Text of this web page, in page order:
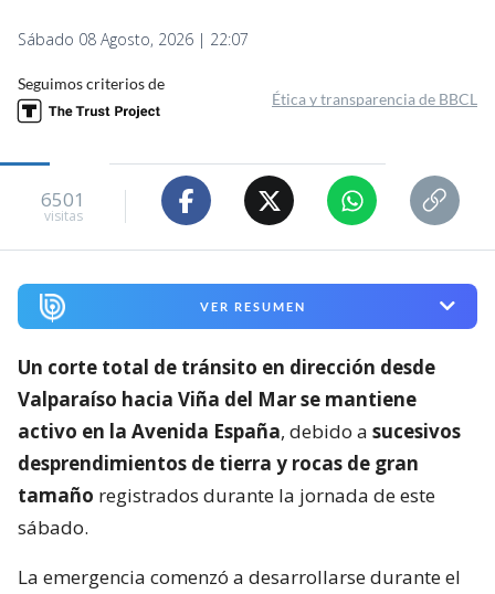
Sábado 08 Agosto, 2026 | 22:07
Seguimos criterios de
Ética y transparencia de BBCL
6501
visitas
VER RESUMEN
Un corte total de tránsito en dirección desde
Valparaíso hacia Viña del Mar se mantiene
activo en la Avenida España, debido a sucesivos
desprendimientos de tierra y rocas de gran
tamaño registrados durante la jornada de este
sábado.
La emergencia comenzó a desarrollarse durante el